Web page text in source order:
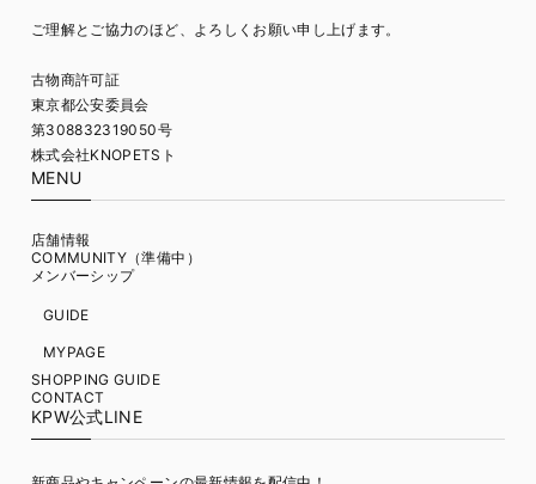
ご理解とご協力のほど、よろしくお願い申し上げます。
古物商許可証
東京都公安委員会
第308832319050号
株式会社KNOPETSト
MENU
店舗情報
COMMUNITY（準備中）
メンバーシップ
GUIDE
MYPAGE
SHOPPING GUIDE
CONTACT
KPW公式LINE